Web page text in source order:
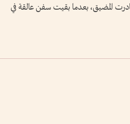
المضيق، بعدما بقيت سفن عالقة في